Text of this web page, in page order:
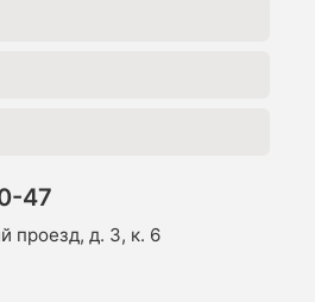
47
проезд, д. 3, к. 6